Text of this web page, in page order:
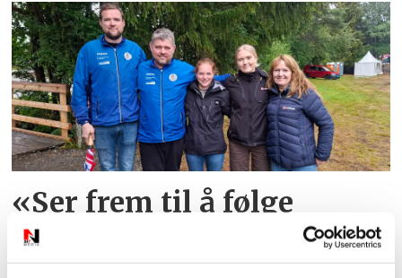
«Ser frem til å følge
juniorskytteren videre»